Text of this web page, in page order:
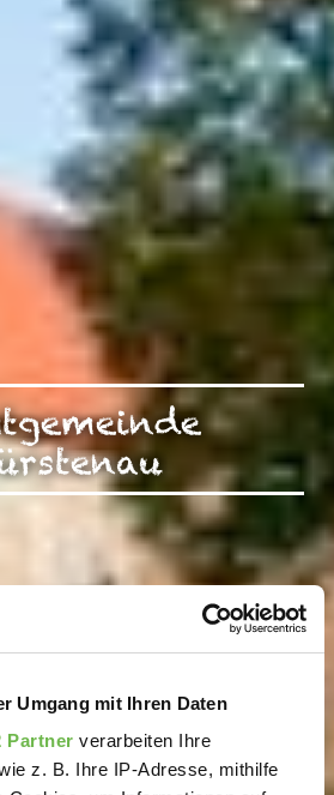
Umgang mit Ihren Daten
Partner verarbeiten Ihre
z. B. Ihre IP-Adresse, mithilfe